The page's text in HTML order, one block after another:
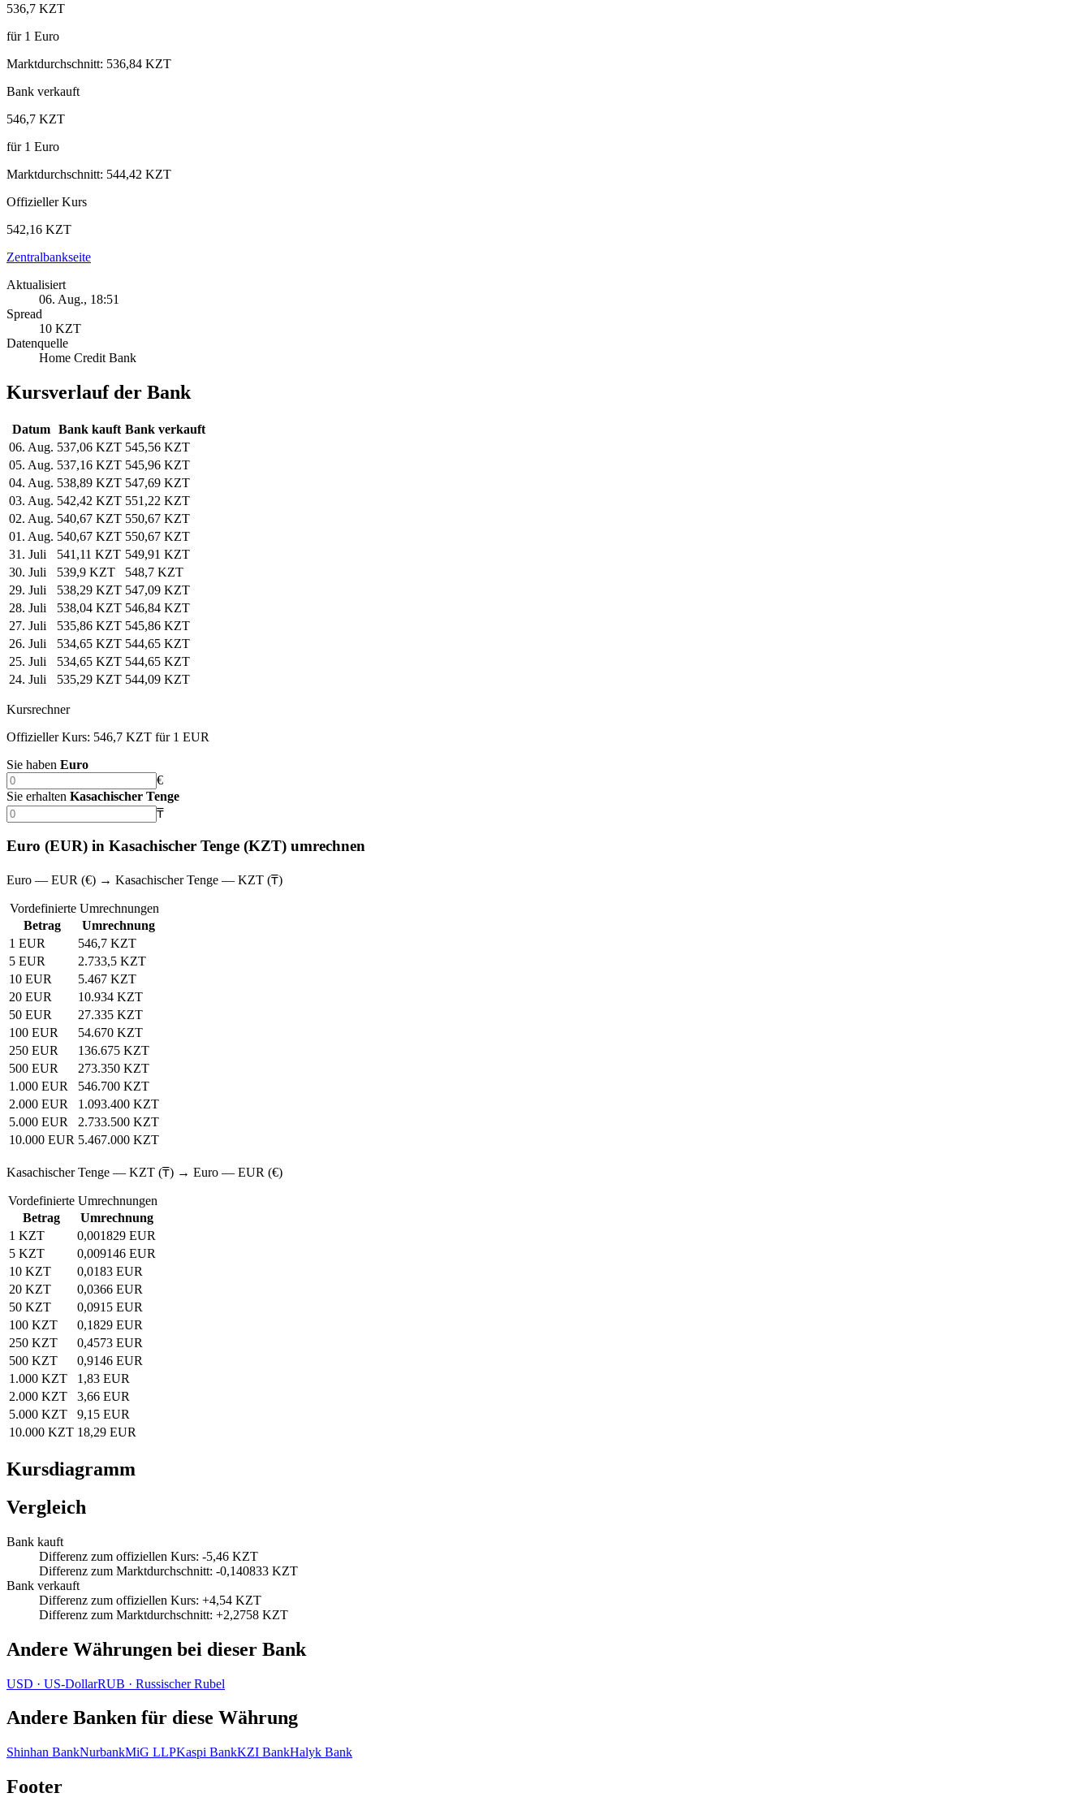
536,7 KZT
für1 Euro
Marktdurchschnitt: 536,84 KZT
Bank verkauft
546,7 KZT
für1 Euro
Marktdurchschnitt: 544,42 KZT
Offizieller Kurs
542,16 KZT
Zentralbankseite
Aktualisiert
06. Aug., 18:51
Spread
10 KZT
Datenquelle
Home Credit Bank
Kursverlauf der Bank
Datum Bank kauft Bank verkauft
06. Aug. 537,06 KZT 545,56 KZT
05. Aug. 537,16 KZT 545,96 KZT
04. Aug. 538,89 KZT 547,69 KZT
03. Aug. 542,42 KZT 551,22 KZT
02. Aug. 540,67 KZT 550,67 KZT
01. Aug. 540,67 KZT 550,67 KZT
31. Juli
541,11 KZT 549,91 KZT
30. Juli
539,9 KZT
548,7 KZT
29. Juli
538,29 KZT 547,09 KZT
28. Juli
538,04 KZT 546,84 KZT
27. Juli
535,86 KZT 545,86 KZT
26. Juli
534,65 KZT 544,65 KZT
25. Juli
534,65 KZT 544,65 KZT
24. Juli
535,29 KZT 544,09 KZT
Kursrechner
Offizieller Kurs: 546,7 KZT für 1 EUR
Sie haben Euro
€
Sie erhalten Kasachischer Tenge
₸
Euro (EUR) in Kasachischer Tenge (KZT) umrechnen
Euro — EUR (€) → Kasachischer Tenge — KZT (₸)
Vordefinierte Umrechnungen
Betrag
Umrechnung
1 EUR
546,7 KZT
5 EUR
2.733,5 KZT
10 EUR
5.467 KZT
20 EUR
10.934 KZT
50 EUR
27.335 KZT
100 EUR
54.670 KZT
250 EUR
136.675 KZT
500 EUR
273.350 KZT
1.000 EUR
546.700 KZT
2.000 EUR
1.093.400 KZT
5.000 EUR
2.733.500 KZT
10.000 EUR 5.467.000 KZT
Kasachischer Tenge — KZT (₸) → Euro — EUR (€)
Vordefinierte Umrechnungen
Betrag
Umrechnung
1 KZT
0,001829 EUR
5 KZT
0,009146 EUR
10 KZT
0,0183 EUR
20 KZT
0,0366 EUR
50 KZT
0,0915 EUR
100 KZT
0,1829 EUR
250 KZT
0,4573 EUR
500 KZT
0,9146 EUR
1.000 KZT
1,83 EUR
2.000 KZT
3,66 EUR
5.000 KZT
9,15 EUR
10.000 KZT 18,29 EUR
Kursdiagramm
Vergleich
Bank kauft
Differenz zum offiziellen Kurs: -5,46 KZT
Differenz zum Marktdurchschnitt: -0,140833 KZT
Bank verkauft
Differenz zum offiziellen Kurs: +4,54 KZT
Differenz zum Marktdurchschnitt: +2,2758 KZT
Andere Währungen bei dieser Bank
USD · US‑DollarRUB · Russischer Rubel
Andere Banken für diese Währung
Shinhan BankNurbankMiG LLPKaspi BankKZI BankHalyk Bank
Footer